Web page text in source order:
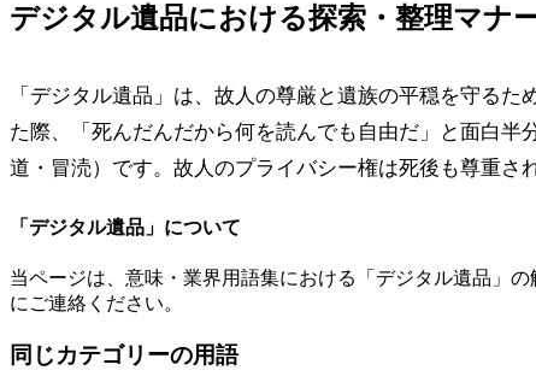
デジタル遺品における探索・整理マナ
「デジタル遺品」は、故人の尊厳と遺族の平穏を守る
た際、「死んだんだから何を読んでも自由だ」と面白
道・冒涜）です。故人のプライバシー権は死後も尊重さ
「 デジタル遺品 」について
当ページは、意味・業界用語集における「 デジタル遺品 」
にご連絡ください。
同じカテゴリーの用語